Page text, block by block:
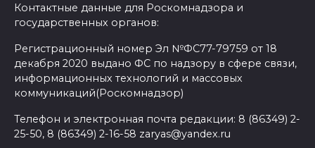
Контактные данные для Роскомнадзора и
государственных органов:
Регистрационный номер Эл №ФС77-79759 от 18
декабря 2020 выдано ФС по надзору в сфере связи,
информационных технологий и массовых
коммуникаций(Роскомнадзор)
Телефон и электронная почта редакции: 8 (86349) 2-
25-50, 8 (86349) 2-16-58 zaryas@yandex.ru